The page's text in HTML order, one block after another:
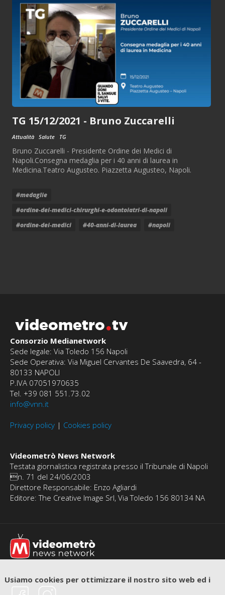
Usiamo cookies per ottimizzare il nostro sito web ed i
TG 15/12/2021 - Bruno Zuccarelli
Attualità Salute TG
Bruno Zuccarelli - Presidente Ordine dei Medici di
Napoli.Consegna medaglia per i 40 anni di laurea in
Medicina.Teatro Augusteo. Piazzetta Augusteo, Napoli.
#medaglie
#ordine-dei-medici-chirurghi-e-odontoiatri-di-napoli
#ordine-dei-medici
#40-anni-di-laurea #napoli
videometro tv
Consorzio Medianetwork
Sede legale: Via Toledo 156 Napoli
Sede Operativa: Via Miguel Cervantes De Saavedra, 64 -
80133 NAPOLI
P.IVA 07051970635
Tel. +39 081 551.73.02
info@vnn.it
Privacy policy | Cookies policy
Videometrò News Network
Testata giornalistica registrata presso il Tribunale di Napoli
n. 71 del 24/06/2003
Direttore Responsabile: Enzo Agliardi
Editore: The Creative Image Srl, Via Toledo 156 80134 NA